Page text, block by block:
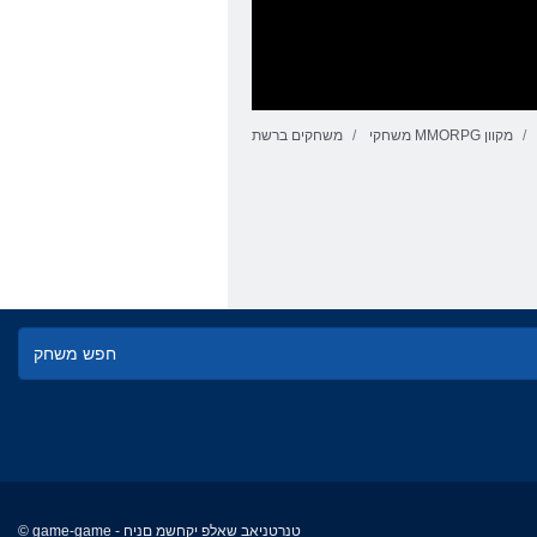
משחקים ברשת משחקי MMORPG מקוון
© game-game - טנרטניאב שאלפ יקחשמ םניח